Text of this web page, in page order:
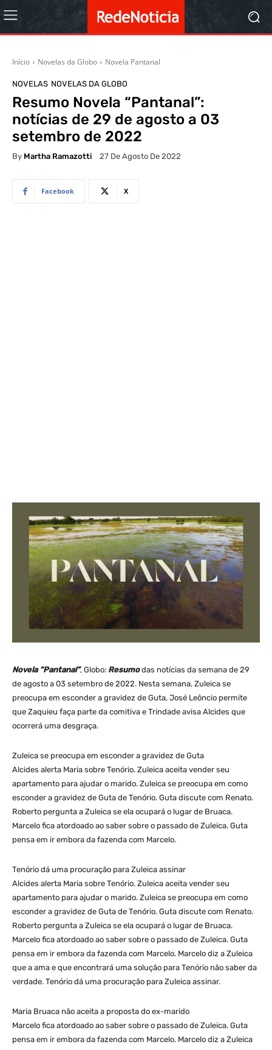
Início Novelas da Globo Novela Pantanal
NOVELAS NOVELAS DA GLOBO
Resumo Novela “Pantanal”:
notícias de 29 de agosto a 03
setembro de 2022
By Martha Ramazotti 27 De Agosto De 2022
Facebook X
Novela “Pantanal”, Globo: Resumodas notícias da semana de 29
de agosto a 03 setembro de 2022. Nesta semana, Zuleica se
preocupa em esconder a gravidez de Guta, José Leôncio permite
que Zaquieu faça parte da comitiva e Trindade avisa Alcides que
ocorrerá uma desgraça.
Zuleica se preocupa em esconder a gravidez de Guta
Alcides alerta Maria sobre Tenório. Zuleica aceita vender seu
apartamento para ajudar o marido. Zuleica se preocupa em como
esconder a gravidez de Guta de Tenório. Guta discute com Renato.
Roberto pergunta a Zuleica se ela ocupará o lugar de Bruaca.
Marcelo fica atordoado ao saber sobre o passado de Zuleica. Guta
pensa em ir embora da fazenda com Marcelo.
Tenório dá uma procuração para Zuleica assinar
Alcides alerta Maria sobre Tenório. Zuleica aceita vender seu
apartamento para ajudar o marido. Zuleica se preocupa em como
esconder a gravidez de Guta de Tenório. Guta discute com Renato.
Roberto pergunta a Zuleica se ela ocupará o lugar de Bruaca.
Marcelo fica atordoado ao saber sobre o passado de Zuleica. Guta
pensa em ir embora da fazenda com Marcelo. Marcelo diz a Zuleica
que a ama e que encontrará uma solução para Tenório não saber da
verdade. Tenório dá uma procuração para Zuleica assinar.
Maria Bruaca não aceita a proposta do ex-marido
Marcelo fica atordoado ao saber sobre o passado de Zuleica. Guta
pensa em ir embora da fazenda com Marcelo. Marcelo diz a Zuleica